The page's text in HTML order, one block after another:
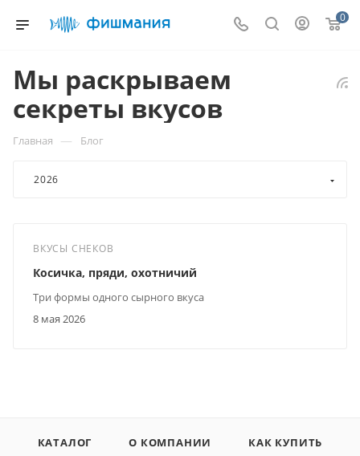
0
Мы раскрываем
секреты вкусов
Главная — Блог
2026
ВКУСЫ СНЕКОВ
8 мая 2026
Косичка, пряди, охотничий
Три формы одного сырного вкуса
КАТАЛОГ О КОМПАНИИ
КАК КУПИТЬ